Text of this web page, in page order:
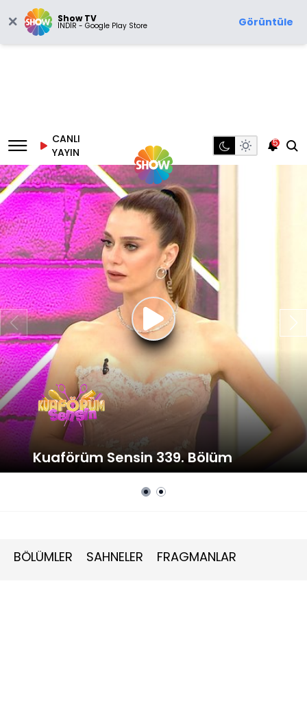
Show TV
İNDİR - Google Play Store Görüntüle
CANLI
YAYIN
5
Kuaförüm Sensin 339. Bölüm
BÖLÜMLER SAHNELER FRAGMANLAR